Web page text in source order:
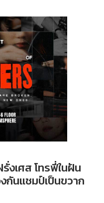
งเศส โทรฟี่ในฝัน
กันแชมป์เป็นขวาก